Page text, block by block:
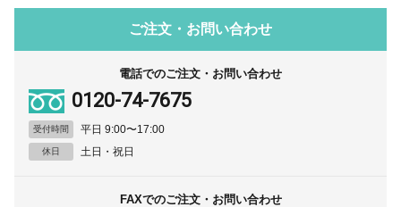
ご注文・お問い合わせ
電話でのご注文・お問い合わせ
0120-74-7675
受付時間 平日 9:00〜17:00
休日 土日・祝日
FAXでのご注文・お問い合わせ